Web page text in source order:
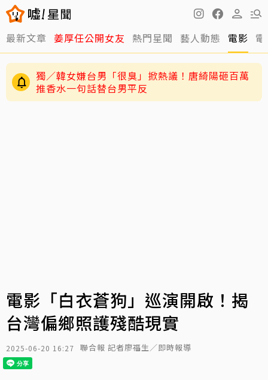
最新文章 姜厚任公開女友 熱門星聞 藝人動態 電影
獨／韓女嫌台男「很臭」掀熱議！唐綺陽砸百萬
推香水一句話替台男平反
電影「白衣蒼狗」巡演開啟！揭
台灣偏鄉照護殘酷現實
2025-06-20 16:27 聯合報 記者廖福生／即時報導